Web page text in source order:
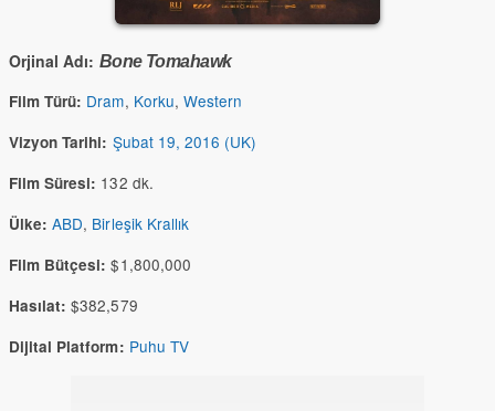
Orjinal Adı: Bone Tomahawk
Film Türü: Dram, Korku, Western
Vizyon Tarihi: Şubat 19, 2016 (UK)
Film Süresi: 132 dk.
Ülke: ABD, Birleşik Krallık
Film Bütçesi: $1,800,000
Hasılat: $382,579
Dijital Platform: Puhu TV